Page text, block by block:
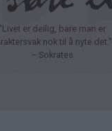
"Livet er deilig, bare man er
nok til å nyte det."
– Sokrates